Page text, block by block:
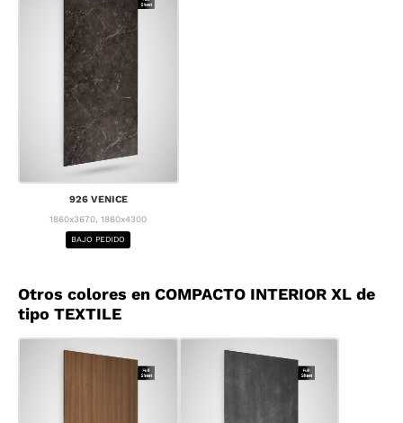
926 VENICE
1860x3670, 1860x4300
BAJO PEDIDO
Otros colores en COMPACTO INTERIOR XL de
tipo TEXTILE